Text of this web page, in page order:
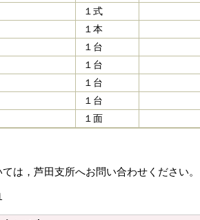
１式
１本
１台
１台
１台
１台
１面
は，芦田支所へお問い合わせください。